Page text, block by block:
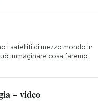
i satelliti di mezzo mondo in
immaginare cosa faremo
– video